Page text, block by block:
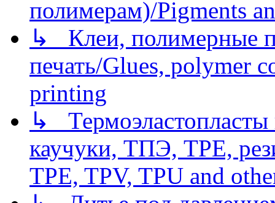
полимерам)/Pigments
↳ Клеи, полимерные
печать/Glues, polymer
printing
↳
каучуки, ТПЭ, TPE,
TPE, TPV, TPU and